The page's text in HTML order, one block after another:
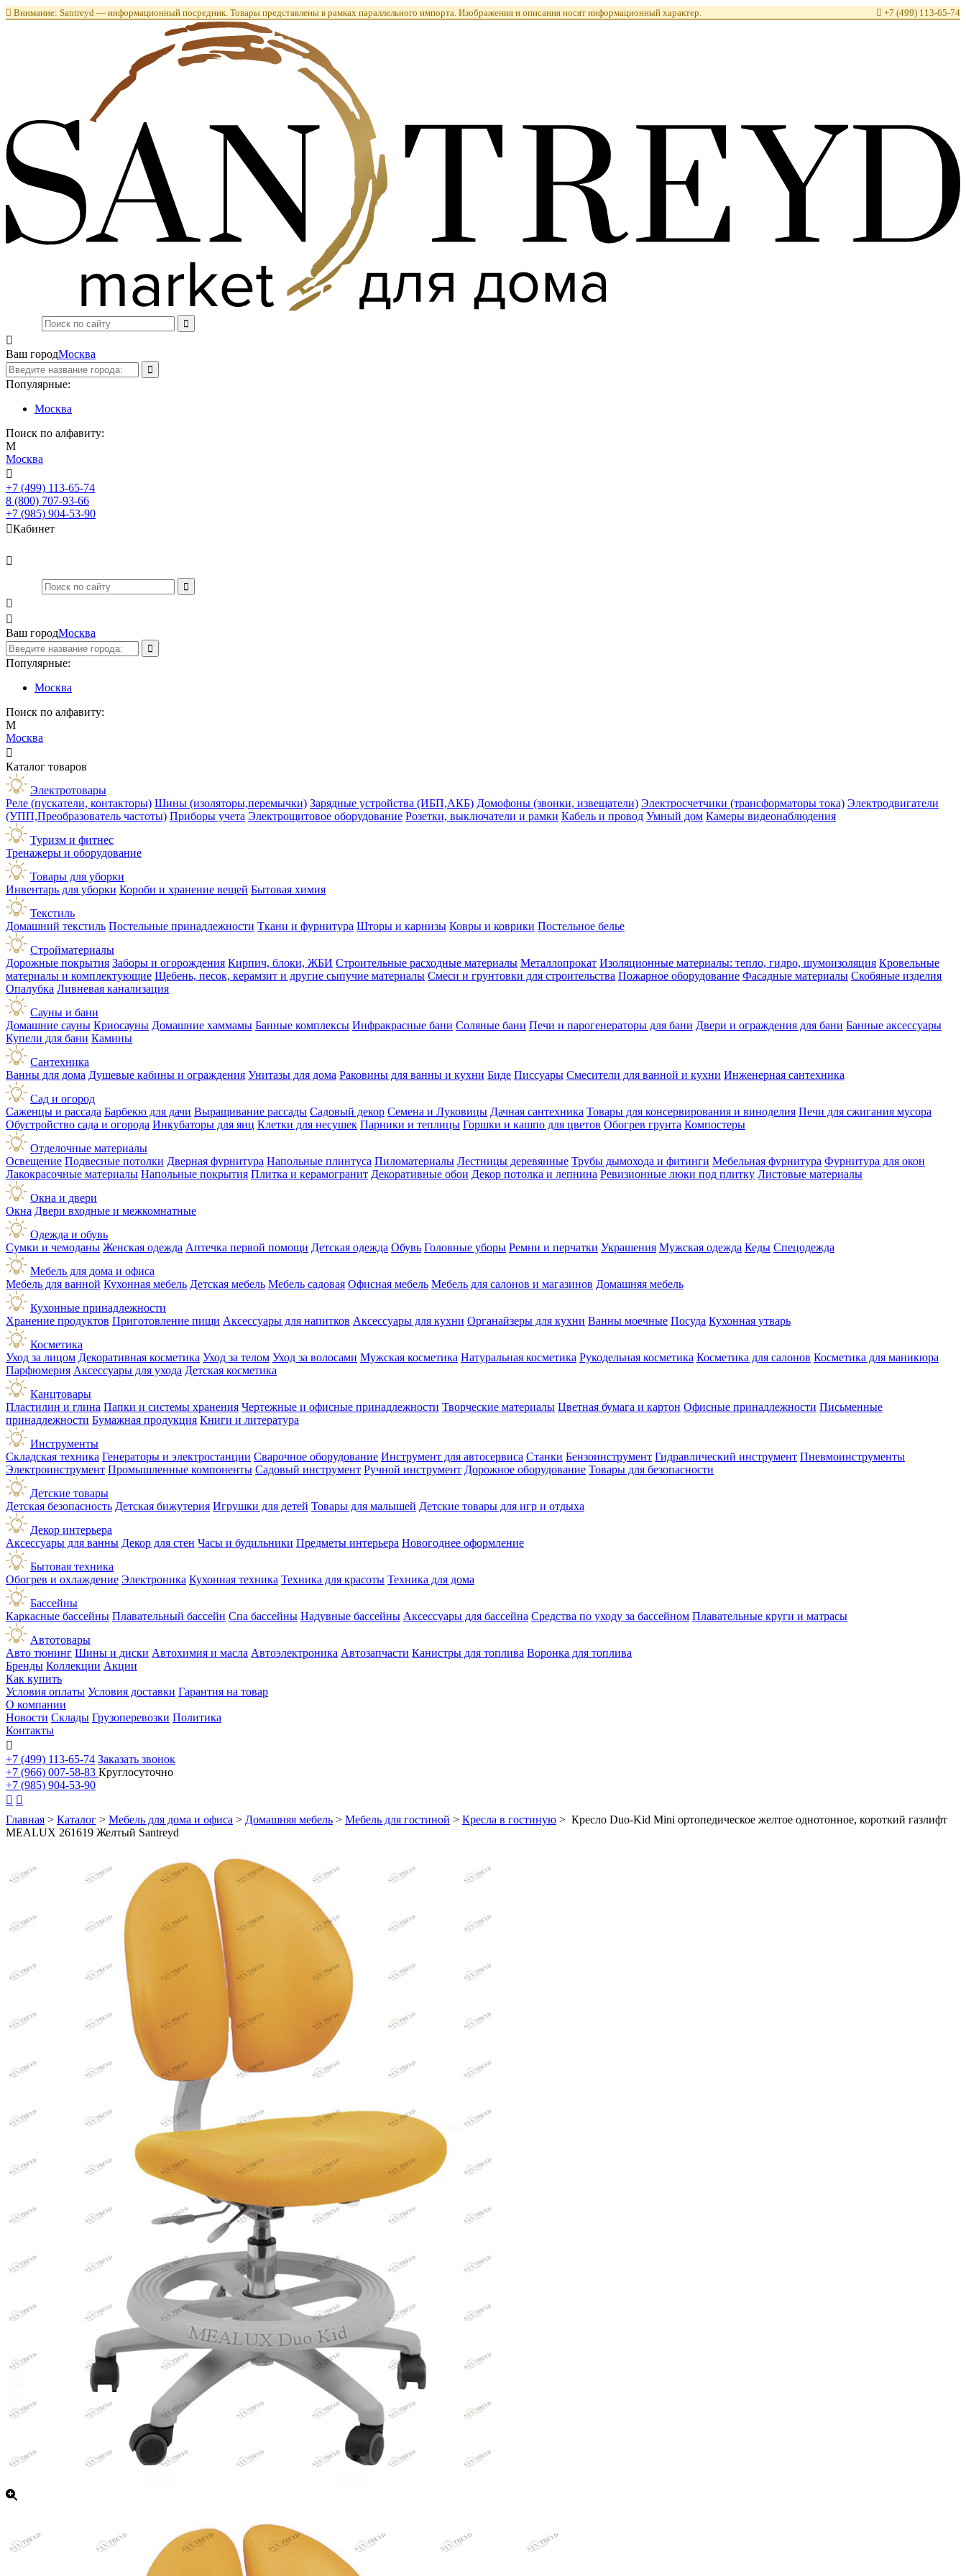
 Внимание: Santreyd — информационный посредник. Товары представлены в рамках параллельного импорта. Изображения и описания носят информационный характер.  +7 (499) 113-65-74

Ваш городМосква
Популярные:
Москва
Поиск по алфавиту:
М
Москва

+7 (499) 113-65-74
8 (800) 707-93-66
+7 (985) 904-53-90
Кабинет



Ваш городМосква
Популярные:
Москва
Поиск по алфавиту:
М
Москва

Каталог товаров
Электротовары
Реле (пускатели, контакторы) Шины (изоляторы,перемычки) Зарядные устройства (ИБП,АКБ) Домофоны (звонки, извещатели) Электросчетчики (трансформаторы тока) Электродвигатели
(УПП,Преобразователь частоты) Приборы учета Электрощитовое оборудование Розетки, выключатели и рамки Кабель и провод Умный дом Камеры видеонаблюдения
Туризм и фитнес
Тренажеры и оборудование
Товары для уборки
Инвентарь для уборки Короби и хранение вещей Бытовая химия
Текстиль
Домашний текстиль Постельные принадлежности Ткани и фурнитура Шторы и карнизы Ковры и коврики Постельное белье
Стройматериалы
Дорожные покрытия Заборы и огорождения Кирпич, блоки, ЖБИ Строительные расходные материалы Металлопрокат Изоляционные материалы: тепло, гидро, шумоизоляция Кровельные
материалы и комплектующие Щебень, песок, керамзит и другие сыпучие материалы Смеси и грунтовки для строительства Пожарное оборудование Фасадные материалы Скобяные изделия
Опалубка Ливневая канализация
Сауны и бани
Домашние сауны Криосауны Домашние хаммамы Банные комплексы Инфракрасные бани Соляные бани Печи и парогенераторы для бани Двери и ограждения для бани Банные аксессуары
Купели для бани Камины
Сантехника
Ванны для дома Душевые кабины и ограждения Унитазы для дома Раковины для ванны и кухни Биде Писсуары Смесители для ванной и кухни Инженерная сантехника
Сад и огород
Саженцы и рассада Барбекю для дачи Выращивание рассады Садовый декор Семена и Луковицы Дачная сантехника Товары для консервирования и виноделия Печи для сжигания мусора
Обустройство сада и огорода Инкубаторы для яиц Клетки для несушек Парники и теплицы Горшки и кашпо для цветов Обогрев грунта Компостеры
Отделочные материалы
Освещение Подвесные потолки Дверная фурнитура Напольные плинтуса Пиломатериалы Лестницы деревянные Трубы дымохода и фитинги Мебельная фурнитура Фурнитура для окон
Лакокрасочные материалы Напольные покрытия Плитка и керамогранит Декоративные обои Декор потолка и лепнина Ревизионные люки под плитку Листовые материалы
Окна и двери
Окна Двери входные и межкомнатные
Одежда и обувь
Сумки и чемоданы Женская одежда Аптечка первой помощи Детская одежда Обувь Головные уборы Ремни и перчатки Украшения Мужская одежда Кеды Спецодежда
Мебель для дома и офиса
Мебель для ванной Кухонная мебель Детская мебель Мебель садовая Офисная мебель Мебель для салонов и магазинов Домашняя мебель
Кухонные принадлежности
Хранение продуктов Приготовление пищи Аксессуары для напитков Аксессуары для кухни Органайзеры для кухни Ванны моечные Посуда Кухонная утварь
Косметика
Уход за лицом Декоративная косметика Уход за телом Уход за волосами Мужская косметика Натуральная косметика Рукодельная косметика Косметика для салонов Косметика для маникюра
Парфюмерия Аксессуары для ухода Детская косметика
Канцтовары
Пластилин и глина Папки и системы хранения Чертежные и офисные принадлежности Творческие материалы Цветная бумага и картон Офисные принадлежности Письменные
принадлежности Бумажная продукция Книги и литература
Инструменты
Складская техника Генераторы и электростанции Сварочное оборудование Инструмент для автосервиса Станки Бензоинструмент Гидравлический инструмент Пневмоинструменты
Электроинструмент Промышленные компоненты Садовый инструмент Ручной инструмент Дорожное оборудование Товары для безопасности
Детские товары
Детская безопасность Детская бижутерия Игрушки для детей Товары для малышей Детские товары для игр и отдыха
Декор интерьера
Аксессуары для ванны Декор для стен Часы и будильники Предметы интерьера Новогоднее оформление
Бытовая техника
Обогрев и охлаждение Электроника Кухонная техника Техника для красоты Техника для дома
Бассейны
Каркасные бассейны Плавательный бассейн Спа бассейны Надувные бассейны Аксессуары для бассейна Средства по уходу за бассейном Плавательные круги и матрасы
Автотовары
Авто тюнинг Шины и диски Автохимия и масла Автоэлектроника Автозапчасти Канистры для топлива Воронка для топлива
Бренды Коллекции Акции
Как купить
Условия оплаты Условия доставки Гарантия на товар
О компании
Новости Склады Грузоперевозки Политика
Контакты

+7 (499) 113-65-74 Заказать звонок
+7 (966) 007-58-83 Круглосуточно
+7 (985) 904-53-90
 
Главная > Каталог > Мебель для дома и офиса > Домашняя мебель > Мебель для гостиной > Кресла в гостиную > Кресло Duo-Kid Mini ортопедическое желтое однотонное, короткий газлифт
MEALUX 261619 Желтый Santreyd